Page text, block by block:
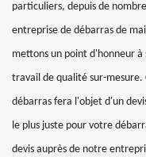
particuliers, depuis de
entreprise de débarras de
mettons un point d'honneur
travail de qualité sur-
débarras fera l'objet d'un
le plus juste pour votre
devis auprès de notre